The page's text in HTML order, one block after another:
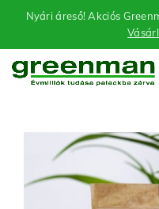
Nyári áreső! Akciós